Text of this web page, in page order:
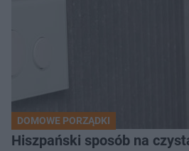
DOMOWE PORZĄDKI
Hiszpański sposób na